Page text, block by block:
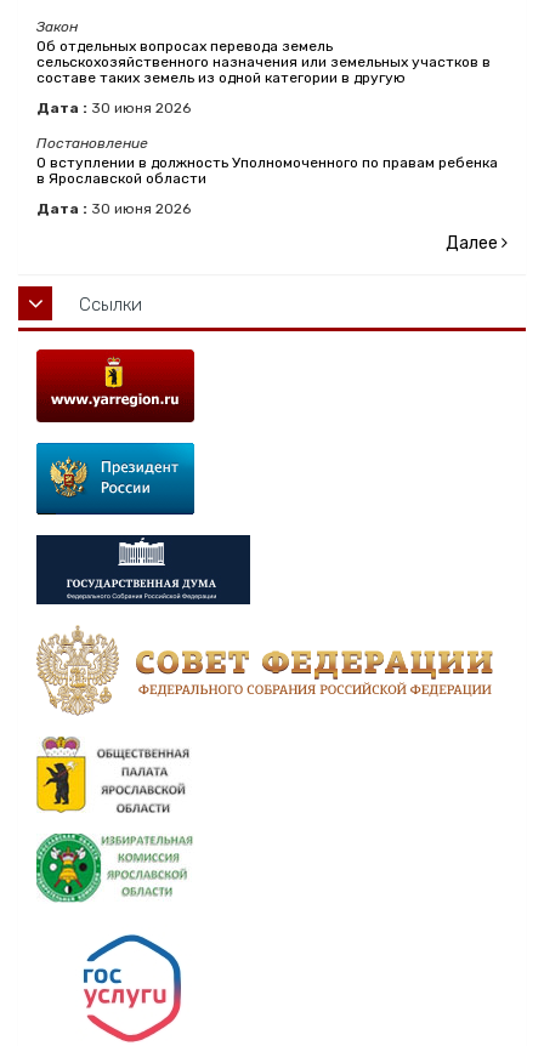
Закон
Об отдельных вопросах перевода земель
сельскохозяйственного назначения или земельных участков в
составе таких земель из одной категории в другую
Дата : 30 июня 2026
Постановление
О вступлении в должность Уполномоченного по правам ребенка
в Ярославской области
Дата : 30 июня 2026
Далее
Ссылки